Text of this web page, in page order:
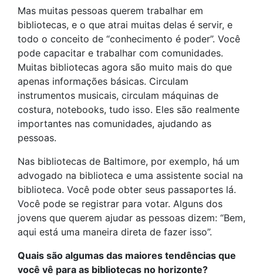
Mas muitas pessoas querem trabalhar em
bibliotecas, e o que atrai muitas delas é servir, e
todo o conceito de “conhecimento é poder”. Você
pode capacitar e trabalhar com comunidades.
Muitas bibliotecas agora são muito mais do que
apenas informações básicas. Circulam
instrumentos musicais, circulam máquinas de
costura, notebooks, tudo isso. Eles são realmente
importantes nas comunidades, ajudando as
pessoas.
Nas bibliotecas de Baltimore, por exemplo, há um
advogado na biblioteca e uma assistente social na
biblioteca. Você pode obter seus passaportes lá.
Você pode se registrar para votar. Alguns dos
jovens que querem ajudar as pessoas dizem: “Bem,
aqui está uma maneira direta de fazer isso”.
Quais são algumas das maiores tendências que
você vê para as bibliotecas no horizonte?